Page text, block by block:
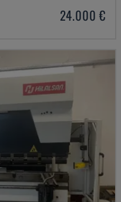
24.000 €